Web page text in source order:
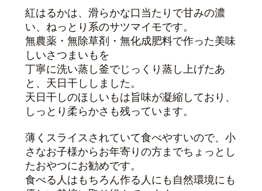
紅はるかは、滑らかな口当たりで甘みの濃
い、ねっとり系のサツマイモです。
無農薬・無除草剤・無化成肥料で作った美味
しいさつまいもを
丁寧に洗い蒸し釜でじっくり蒸し上げたあ
と、天日干ししました。
天日干しのほしいもは旨味が凝縮しており、
しっとり柔らかさも残っています。
薄くスライスされていて食べやすいので、小
さなお子様からお年寄りの方までちょっとし
たおやつにお勧めです。
食べる人はもちろん作る人にも自然環境にも